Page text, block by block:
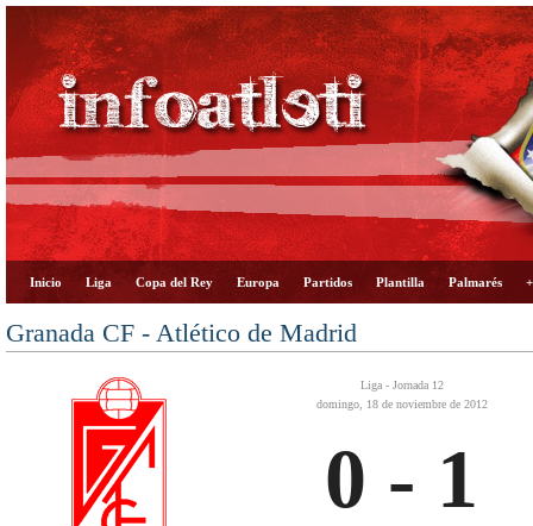
Inicio Liga Copa del Rey Europa Partidos Plantilla Palmarés
Granada CF - Atlético de Madrid
Liga - Jornada 12
domingo, 18 de noviembre de 2012
0 - 1